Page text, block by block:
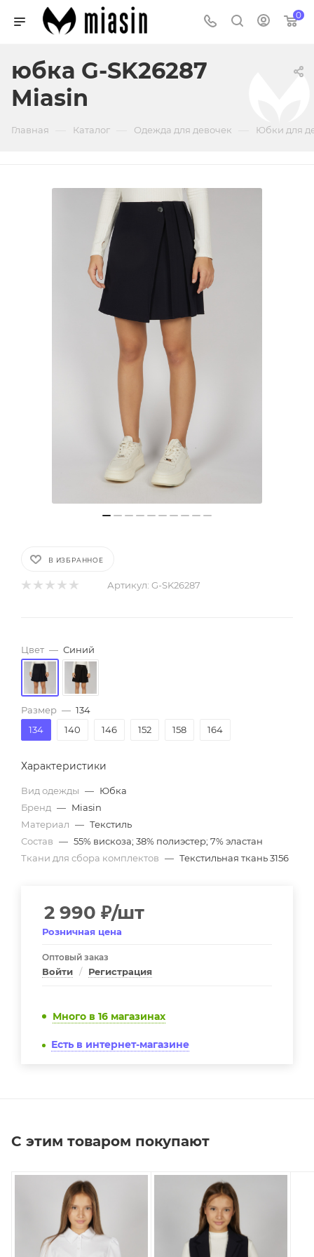
0
юбка G-SK26287
Miasin
Главная Каталог Одежда для девочек Юбки для
В ИЗБРАННОЕ
Артикул: G-SK26287
Цвет — Синий
Размер — 134
134
140 146 152 158 164
Характеристики
Вид одежды — Юбка
Бренд — Miasin
Материал — Текстиль
Состав — 55% вискоза; 38% полиэстер; 7% эластан
Ткани для сбора комплектов — Текстильная ткань 3156
2 990 ₽/шт
Розничная цена
Оптовый заказ
Войти / Регистрация
Много в 16 магазинах
Есть в интернет-магазине
С этим товаром покупают